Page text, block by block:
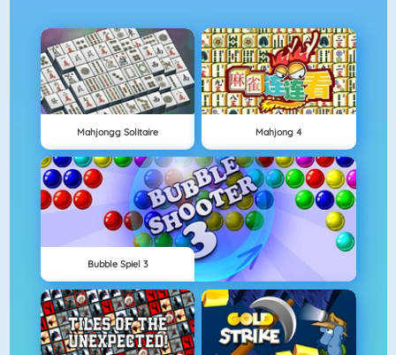
Mahjongg Solitaire Mahjong 4
Bubble Spiel 3